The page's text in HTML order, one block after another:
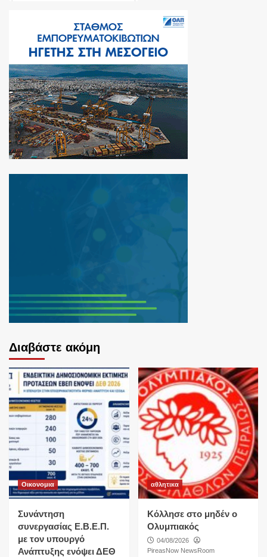
Διαβάστε ακόμη
Οικονομια
Συνάντηση
συνεργασίας Ε.Β.Ε.Π.
με τον υπουργό
Ανάπτυξης ενόψει ΔΕΘ
αθλητικα
Κόλλησε στο μηδέν ο
Ολυμπιακός
04/08/2026
PireasNow NewsRoom